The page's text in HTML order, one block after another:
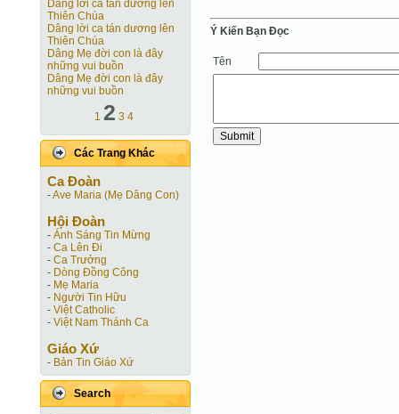
Dâng lời ca tán dương lên
Thiên Chúa
Dâng lời ca tán dương lên
Thiên Chúa
Dâng Mẹ đời con là đây
những vui buồn
Dâng Mẹ đời con là đây
những vui buồn
1 2 3 4
Các Trang Khác
Ca Ðoàn
-Ave Maria (Mẹ Dâng Con)
Hội Ðoàn
- Ánh Sáng Tin Mừng
- Ca Lên Đi
- Ca Trưởng
- Dòng Đồng Công
- Mẹ Maria
- Người Tin Hữu
- Việt Catholic
- Việt Nam Thánh Ca
Giáo Xứ
- Bản Tin Giáo Xứ
Search
Ý Kiến Bạn Ðọc
Tên